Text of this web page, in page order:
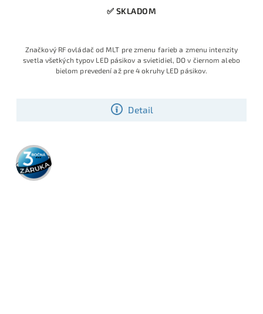
✅ SKLADOM
Detail
Značkový RF ovládač od MLT pre zmenu farieb a zmenu intenzity
svetla všetkých typov LED pásikov a svietidiel, DO v čiernom alebo
bielom prevedení až pre 4 okruhy LED pásikov.
3 roky
záruka